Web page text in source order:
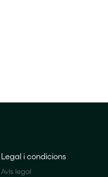
Legal i condicions
Avís legal